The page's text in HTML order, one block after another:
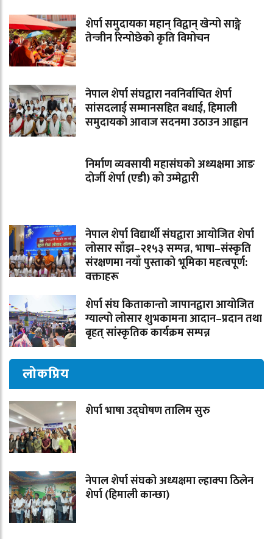
शेर्पा समुदायका महान् विद्वान् खेन्पो साङ्गे
तेन्जीन रिन्पोछेको कृति विमोचन
नेपाल शेर्पा संघद्वारा नवनिर्वाचित शेर्पा
सांसदलाई सम्मानसहित बधाई, हिमाली
समुदायको आवाज सदनमा उठाउन आह्वान
निर्माण व्यवसायी महासंघको अध्यक्षमा आङ
दोर्जी शेर्पा (एडी) को उम्मेद्वारी
नेपाल शेर्पा विद्यार्थी संघद्वारा आयोजित शेर्पा
लोसार साँझ–२१५३ सम्पन्न, भाषा–संस्कृति
संरक्षणमा नयाँ पुस्ताको भूमिका महत्वपूर्ण:
वक्ताहरू
शेर्पा संघ किताकान्तो जापानद्वारा आयोजित
ग्याल्पो लोसार शुभकामना आदान–प्रदान तथा
बृहत् सांस्कृतिक कार्यक्रम सम्पन्न
लोकप्रिय
शेर्पा भाषा उद्घोषण तालिम सुरु
नेपाल शेर्पा संघको अध्यक्षमा ल्हाक्पा ठिलेन
शेर्पा (हिमाली कान्छा)